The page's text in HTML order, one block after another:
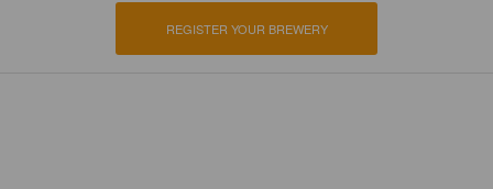
REGISTER YOUR BREWERY